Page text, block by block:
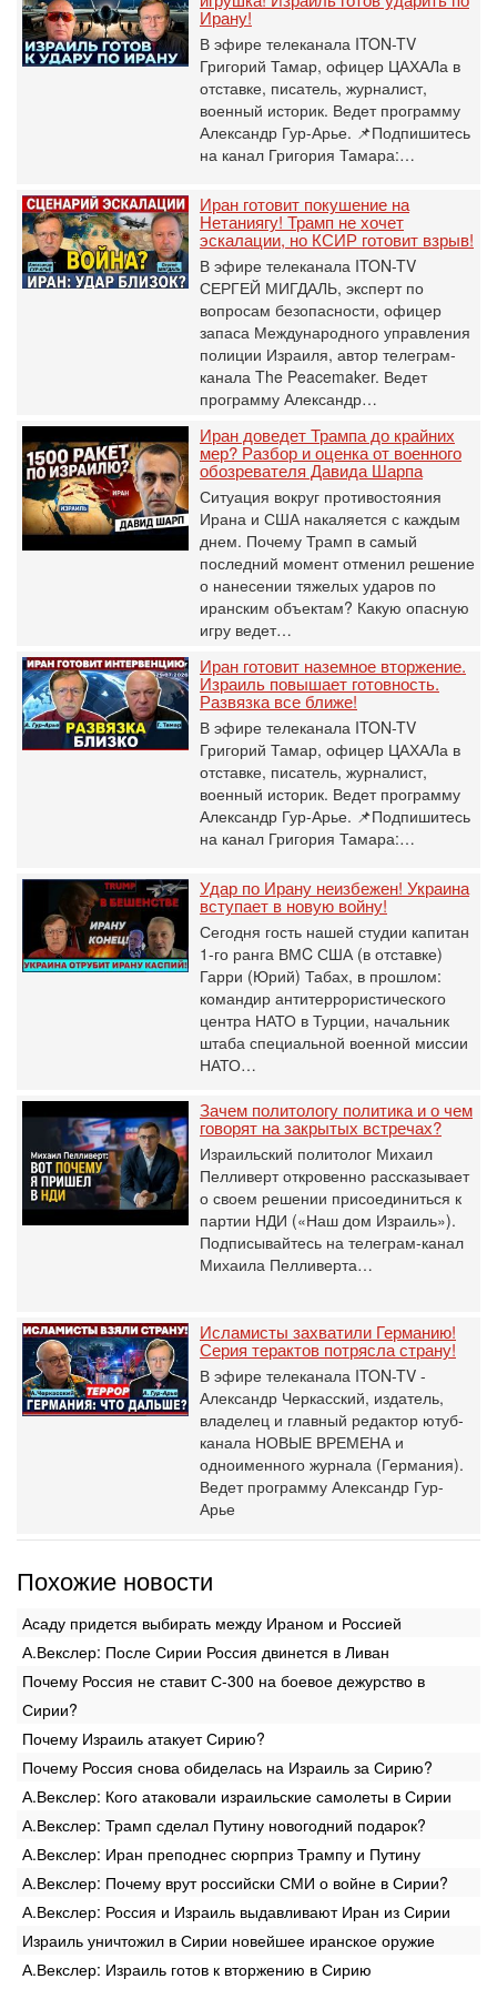
Ирану!
В эфире телеканала ITON-TV
Григорий Тамар, офицер ЦАХАЛа в
отставке, писатель, журналист,
военный историк. Ведет программу
Александр Гур-Арье. 📌Подпишитесь
на канал Григория Тамара:…
Иран готовит покушение на
Нетаниягу! Трамп не хочет
эскалации, но КСИР готовит взрыв!
В эфире телеканала ITON-TV
СЕРГЕЙ МИГДАЛЬ, эксперт по
вопросам безопасности, офицер
запаса Международного управления
полиции Израиля, автор телеграм-
канала The Peacemaker. Ведет
программу Александр…
Иран доведет Трампа до крайних
мер? Разбор и оценка от военного
обозревателя Давида Шарпа
Ситуация вокруг противостояния
Ирана и США накаляется с каждым
днем. Почему Трамп в самый
последний момент отменил решение
о нанесении тяжелых ударов по
иранским объектам? Какую опасную
игру ведет…
Иран готовит наземное вторжение.
Израиль повышает готовность.
Развязка все ближе!
В эфире телеканала ITON-TV
Григорий Тамар, офицер ЦАХАЛа в
отставке, писатель, журналист,
военный историк. Ведет программу
Александр Гур-Арье. 📌Подпишитесь
на канал Григория Тамара:…
Удар по Ирану неизбежен! Украина
вступает в новую войну!
Сегодня гость нашей студии капитан
1-го ранга ВМC США (в отставке)
Гарри (Юрий) Табах, в прошлом:
командир антитеррористического
центра НАТО в Турции, начальник
штаба специальной военной миссии
НАТО…
Зачем политологу политика и о чем
говорят на закрытых встречах?
Израильский политолог Михаил
Пелливерт откровенно рассказывает
о своем решении присоединиться к
партии НДИ («Наш дом Израиль»).
Подписывайтесь на телеграм-канал
Михаила Пелливерта…
Исламисты захватили Германию!
Серия терактов потрясла страну!
В эфире телеканала ITON-TV -
Александр Черкасский, издатель,
владелец и главный редактор ютуб-
канала НОВЫЕ ВРЕМЕНА и
одноименного журнала (Германия).
Ведет программу Александр Гур-
Арье
Похожие новости
Асаду придется выбирать между Ираном и Россией
А.Векслер: После Сирии Россия двинется в Ливан
Почему Россия не ставит С-300 на боевое дежурство в
Сирии?
Почему Израиль атакует Сирию?
Почему Россия снова обиделась на Израиль за Сирию?
А.Векслер: Кого атаковали израильские самолеты в Сирии
А.Векслер: Трамп сделал Путину новогодний подарок?
А.Векслер: Иран преподнес сюрприз Трампу и Путину
А.Векслер: Почему врут российски СМИ о войне в Сирии?
А.Векслер: Россия и Израиль выдавливают Иран из Сирии
Израиль уничтожил в Сирии новейшее иранское оружие
А.Векслер: Израиль готов к вторжению в Сирию